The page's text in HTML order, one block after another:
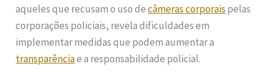
aqueles que recusam o uso decâmeras corporais pelas
corporações policiais, revela dificuldades em
implementar medidas que podem aumentar a
transparênciae a responsabilidade policial.